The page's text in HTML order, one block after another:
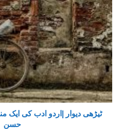
ٹیڑھی دیوار |اردو ادب کی ایک
حسن